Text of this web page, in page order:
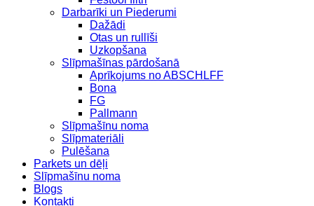
Darbarīki un Piederumi
Dažādi
Otas un rullīši
Uzkopšana
Slīpmašīnas pārdošanā
Aprīkojums no ABSCHLFF
Bona
FG
Pallmann
Slīpmašīnu noma
Slīpmateriāli
Pulēšana
Parkets un dēļi
Slīpmašīnu noma
Blogs
Kontakti